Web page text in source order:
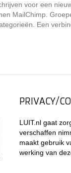
voor een
MailChimp.
Een
PRIVACY/
LUIT.nl gaat
verschaffen
maakt gebruik
werking van